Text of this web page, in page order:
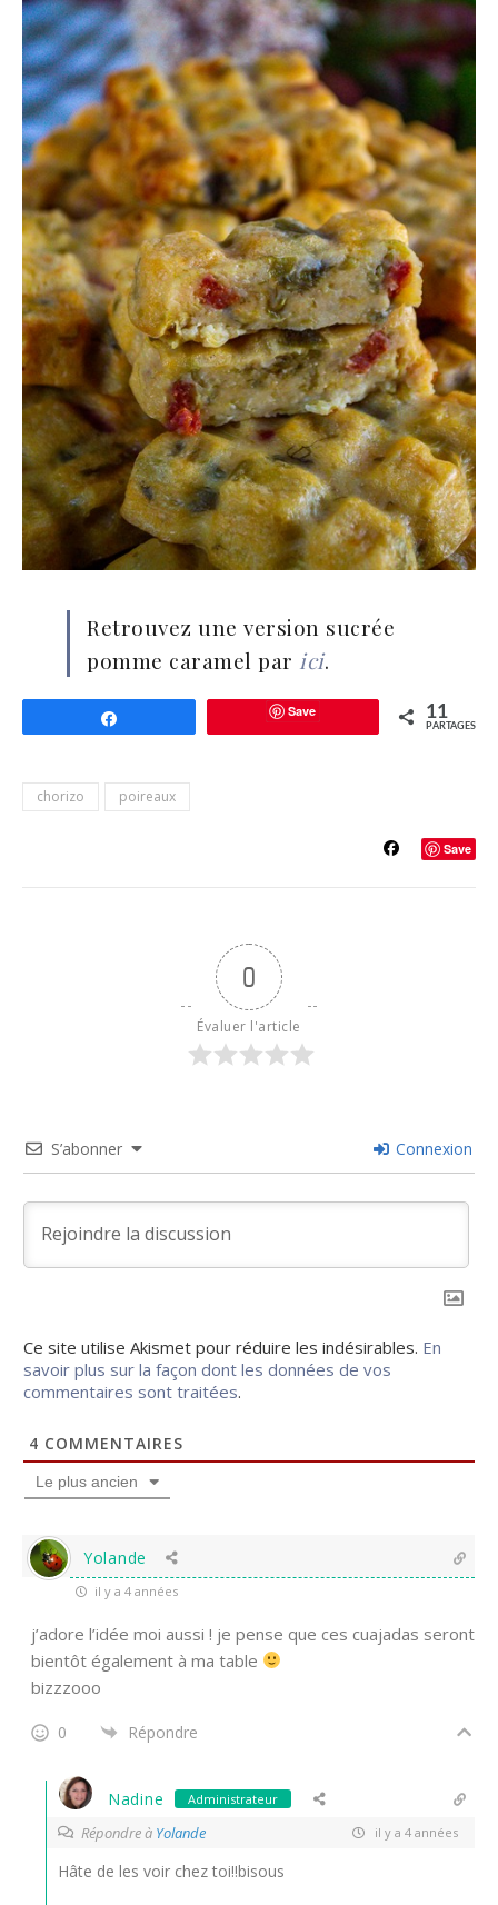
Retrouvez une version sucrée
pomme caramel par ici.
Save 11
PARTAGES
chorizo poireaux
Save
0
Évaluer l'article
S’abonner Connexion
Ce site utilise Akismet pour réduire les indésirables. En
savoir plus sur la façon dont les données de vos
commentaires sont traitées.
4 COMMENTAIRES
Le plus ancien
Yolande
il y a 4 années
j’adore l’idée moi aussi ! je pense que ces cuajadas seront
bientôt également à ma table
bizzzooo
0 Répondre
Nadine Administrateur
Répondre à Yolande il y a 4 années
Hâte de les voir chez toi!!bisous